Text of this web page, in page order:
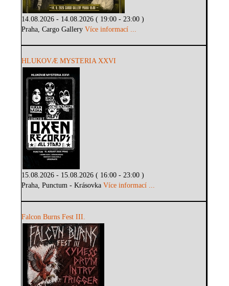
14.08.2026 - 14.08.2026 ( 19:00 - 23:00 )
Praha, Cargo GalleryVíce informací ...
HLUKOVÆ MYSTERIA XXVI
15.08.2026 - 15.08.2026 ( 16:00 - 23:00 )
Praha, Punctum - KrásovkaVíce informací ...
Falcon Burns Fest III.